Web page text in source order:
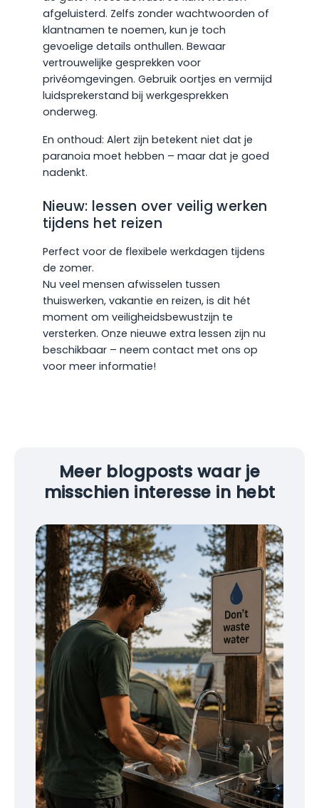
afgeluisterd. Zelfs zonder wachtwoorden of
klantnamen te noemen, kun je toch
gevoelige details onthullen. Bewaar
vertrouwelijke gesprekken voor
privéomgevingen. Gebruik oortjes en vermijd
luidsprekerstand bij werkgesprekken
onderweg.
En onthoud: Alert zijn betekent niet dat je
paranoia moet hebben – maar dat je goed
nadenkt.
Nieuw: lessen over veilig werken
tijdens het reizen
Perfect voor de flexibele werkdagen tijdens
de zomer.
Nu veel mensen afwisselen tussen
thuiswerken, vakantie en reizen, is dit hét
moment om veiligheidsbewustzijn te
versterken. Onze nieuwe extra lessen zijn nu
beschikbaar – neem contact met ons op
voor meer informatie!
Meer blogposts waar je
misschien interesse in hebt